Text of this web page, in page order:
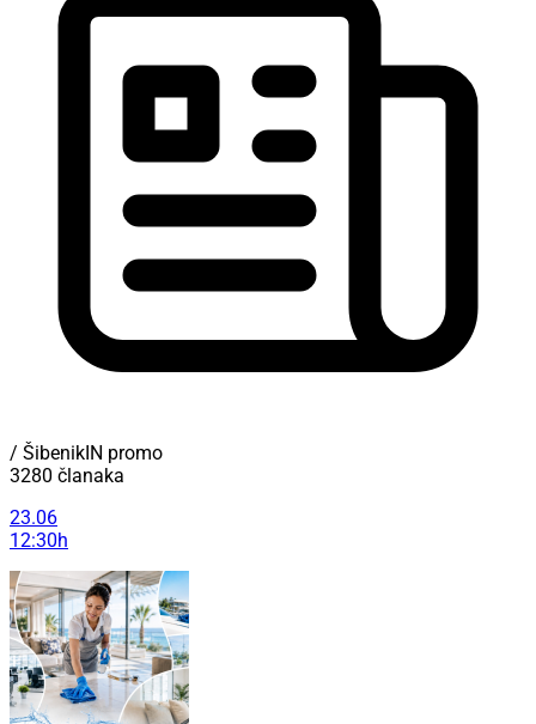
/ ŠibenikIN promo
3280 članaka
23.06
12:30h